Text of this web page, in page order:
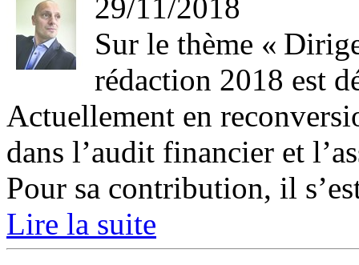
29/11/2018
Sur le thème «
rédaction 2018 est
Actuellement en
dans l’audit financier et
Pour sa contribution, il
Lire la suite